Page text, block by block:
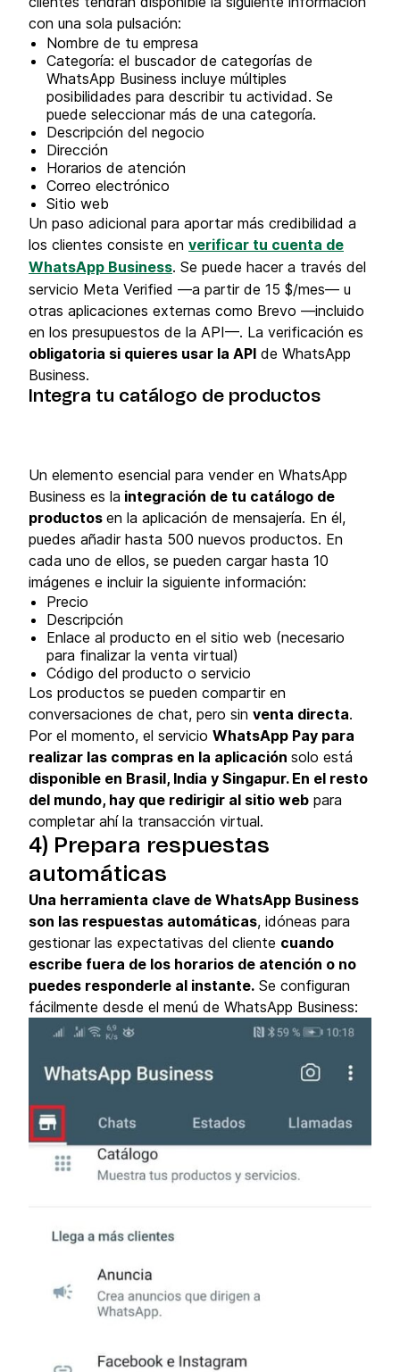
con una sola pulsación:
Nombre de tu empresa
Categoría: el buscador de categorías de
WhatsApp Business incluye múltiples
posibilidades para describir tu actividad. Se
puede seleccionar más de una categoría.
Descripción del negocio
Dirección
Horarios de atención
Correo electrónico
Sitio web
Un paso adicional para aportar más credibilidad a
los clientes consiste en verificar tu cuenta de
WhatsApp Business. Se puede hacer a través del
servicio Meta Verified —a partir de 15 $/mes— u
otras aplicaciones externas como Brevo —incluido
en los presupuestos de la API—. La verificación es
obligatoria si quieres usar la API de WhatsApp
Business.
Integra tu catálogo de productos
Un elemento esencial para vender en WhatsApp
Business es la integración de tu catálogo de
productos en la aplicación de mensajería. En él,
puedes añadir hasta 500 nuevos productos. En
cada uno de ellos, se pueden cargar hasta 10
imágenes e incluir la siguiente información:
Precio
Descripción
Enlace al producto en el sitio web (necesario
para finalizar la venta virtual)
Código del producto o servicio
Los productos se pueden compartir en
conversaciones de chat, pero sin venta directa.
Por el momento, el servicio WhatsApp Pay para
realizar las compras en la aplicación solo está
disponible en Brasil, India y Singapur. En el resto
del mundo, hay que redirigir al sitio web para
completar ahí la transacción virtual.
4) Prepara respuestas
automáticas
Una herramienta clave de WhatsApp Business
son las respuestas automáticas, idóneas para
gestionar las expectativas del cliente cuando
escribe fuera de los horarios de atención o no
puedes responderle al instante. Se configuran
fácilmente desde el menú de WhatsApp Business: